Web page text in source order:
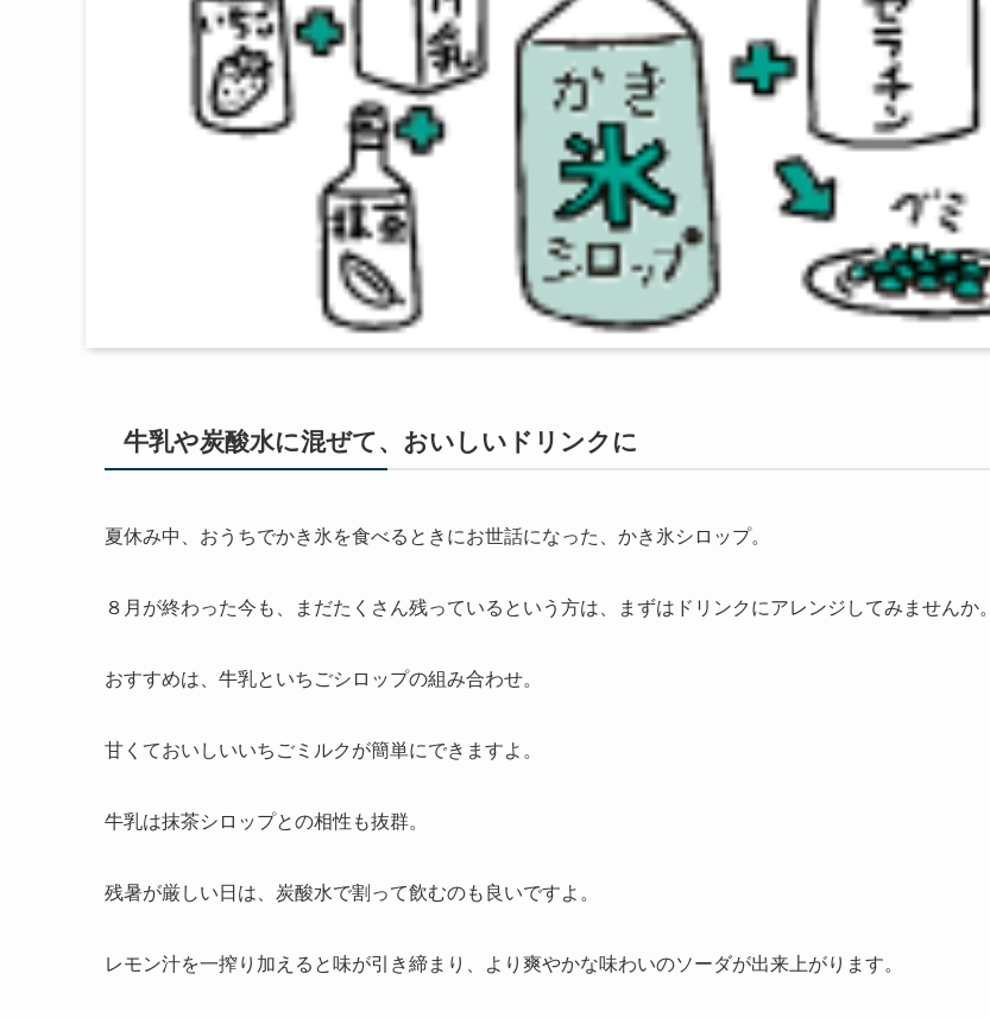
牛乳や炭酸水に混ぜて、おいしいドリンクに
夏休み中、おうちでかき氷を食べるときにお世話になった、かき氷シロップ。
８月が終わった今も、まだたくさん残っているという方は、まずはドリンクにアレンジしてみませんか。
おすすめは、牛乳といちごシロップの組み合わせ。
甘くておいしいいちごミルクが簡単にできますよ。
牛乳は抹茶シロップとの相性も抜群。
残暑が厳しい日は、炭酸水で割って飲むのも良いですよ。
レモン汁を一搾り加えると味が引き締まり、より爽やかな味わいのソーダが出来上がります。